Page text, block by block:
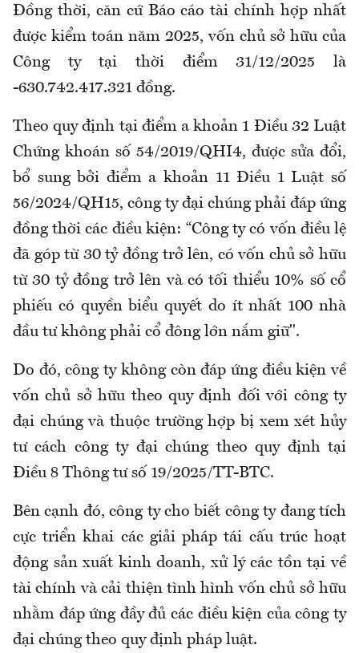
Đồng thời, căn cứ Báo cáo tài chính hợp nhất
được kiểm toán năm 2025, vốn chủ sở hữu của
Công ty tại thời điểm 31/12/2025 là
-630.742.417.321 đồng.
Theo quy định tại điểm a khoản 1 Điều 32 Luật
Chứng khoán số 54/2019/QHI4, được sửa đổi,
bổ sung bởi điểm a khoản 11 Điều 1 Luật số
56/2024/QH15, công ty đại chúng phải đáp ứng
đồng thời các điều kiện: “Công ty có vốn điều lệ
đã góp từ 30 tỷ đồng trở lên, có vốn chủ sở hữu
từ 30 tỷ đồng trở lên và có tối thiểu 10% số cổ
phiếu có quyền biểu quyết do ít nhất 100 nhà
đầu tư không phải cổ đông lớn nắm giữ".
Do đó, công ty không còn đáp ứng điều kiện về
vốn chủ sở hữu theo quy định đối với công ty
đại chúng và thuộc trường hợp bị xem xét hủy
tư cách công ty đại chúng theo quy định tại
Điều 8 Thông tư số 19/2025/TT-BTC.
Bên cạnh đó, công ty cho biết công ty đang tích
cực triển khai các giải pháp tái cấu trúc hoạt
động sản xuất kinh doanh, xử lý các tồn tại về
tài chính và cải thiện tình hình vốn chủ sở hữu
nhằm đáp ứng đầy đủ các điều kiện của công ty
đại chúng theo quy định pháp luật.